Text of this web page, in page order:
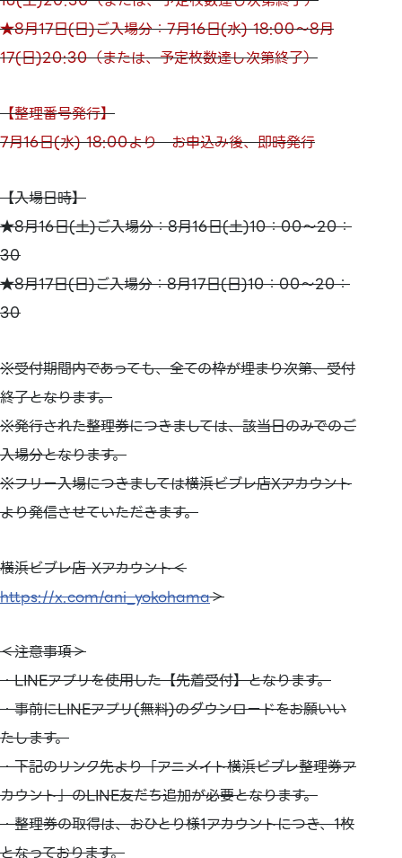
★8月17日(日)ご入場分：7月16日(水) 18:00～8月
17(日)20:30（または、予定枚数達し次第終了）
【整理番号発行】
7月16日(水) 18:00より お申込み後、即時発行
【入場日時】
★8月16日(土)ご入場分：8月16日(土)10：00～20：
30
★8月17日(日)ご入場分：8月17日(日)10：00～20：
30
※受付期間内であっても、全ての枠が埋まり次第、受付
終了となります。
※発行された整理券につきましては、該当日のみでのご
入場分となります。
※フリー入場につきましては横浜ビブレ店Xアカウント
より発信させていただきます。
横浜ビブレ店 Xアカウント＜
https://x.com/ani_yokohama＞
＜注意事項＞
・LINEアプリを使用した【先着受付】となります。
・事前にLINEアプリ(無料)のダウンロードをお願いい
たします。
・下記のリンク先より「アニメイト横浜ビブレ整理券ア
カウント」のLINE友だち追加が必要となります。
・整理券の取得は、おひとり様1アカウントにつき、1枚
となっております。